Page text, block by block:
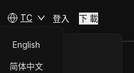
TC
English
简体中文
登入 下 載